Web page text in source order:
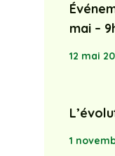
mai –
12 mai
1